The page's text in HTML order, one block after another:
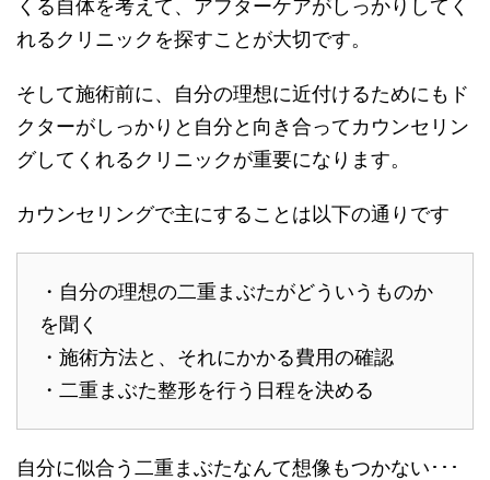
くる自体を考えて、アフターケアがしっかりしてく
れるクリニックを探すことが大切です。
そして施術前に、自分の理想に近付けるためにもド
クターがしっかりと自分と向き合ってカウンセリン
グしてくれるクリニックが重要になります。
カウンセリングで主にすることは以下の通りです
・自分の理想の二重まぶたがどういうものか
を聞く
・施術方法と、それにかかる費用の確認
・二重まぶた整形を行う日程を決める
自分に似合う二重まぶたなんて想像もつかない･･･